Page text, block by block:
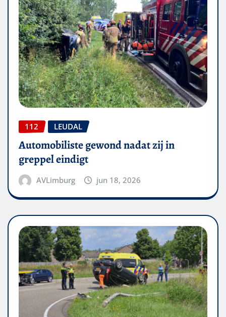
112 LEUDAL
Automobiliste gewond nadat zij in
greppel eindigt
AVLimburg jun 18, 2026